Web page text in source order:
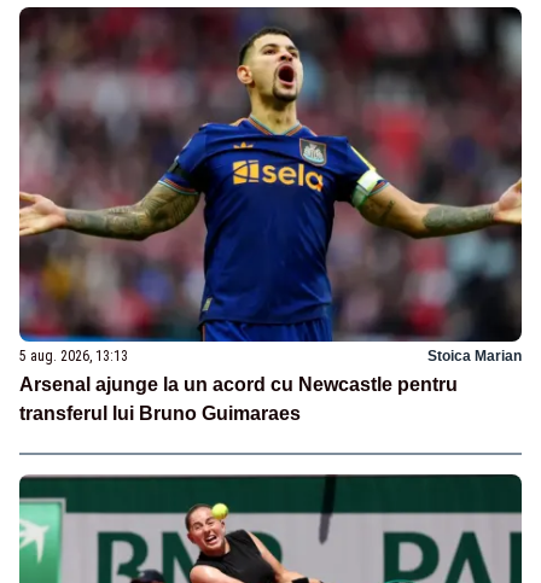
5 aug. 2026, 13:13 Stoica Marian
Arsenal ajunge la un acord cu Newcastle pentru
transferul lui Bruno Guimaraes